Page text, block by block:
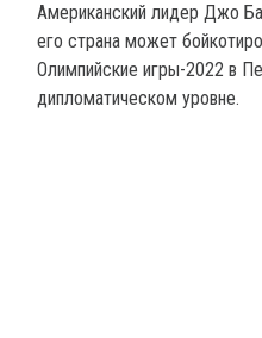
Американский лидер Джо
его страна может
Олимпийские игры-2022 в
дипломатическом уровне.